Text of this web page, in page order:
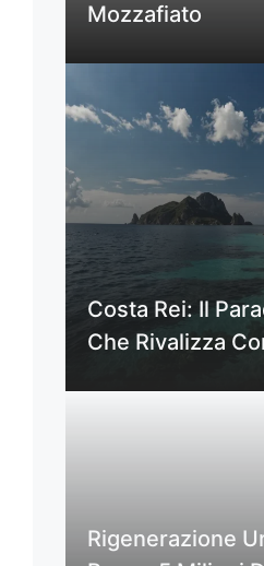
Mozzafiato
Costa Rei: Il
Che Rivalizza
Rigenerazione